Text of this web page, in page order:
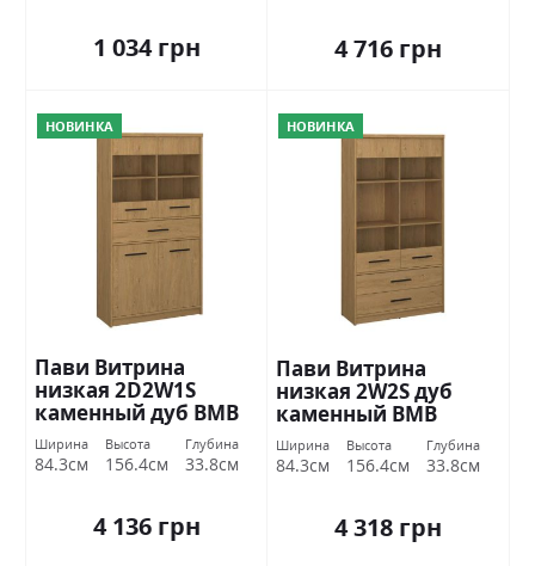
1 034 грн 4 716 грн
НОВИНКА
Пави Витрина
низкая 2D2W1S
каменный дуб ВМВ
Холдинг
Ширина
84.3см
Высота
156.4см
Глубина
33.8см
4 136 грн
НОВИНКА
Пави Витрина
низкая 2W2S дуб
каменный ВМВ
Холдинг
Ширина
84.3см
Высота
156.4см
Глубина
33.8см
4 318 грн